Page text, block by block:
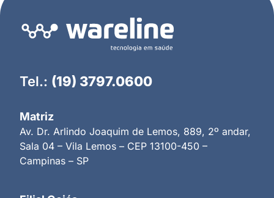
Tel.: (19) 3797.0600
Matriz
Av. Dr. Arlindo Joaquim de Lemos, 889, 2º andar,
Sala 04 – Vila Lemos – CEP 13100-450 –
Campinas – SP